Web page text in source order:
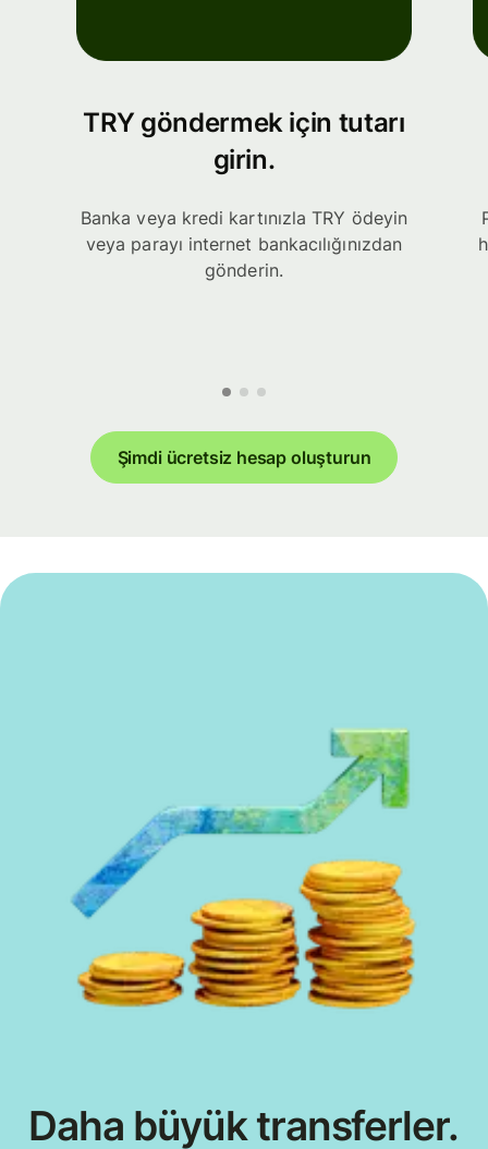
TRY göndermek için tutarı
girin.
Banka veya kredi kartınızla TRY ödeyin
veya parayı internet bankacılığınızdan
gönderin.
Şimdi ücretsiz hesap oluşturun
Daha büyük transferler.